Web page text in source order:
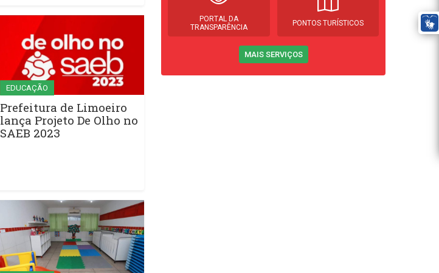
EDUCAÇÃO
Prefeitura de Limoeiro
lança Projeto De Olho no
SAEB 2023
PORTAL DA
TRANSPARÊNCIA
PONTOS TURÍSTICOS
MAIS SERVIÇOS